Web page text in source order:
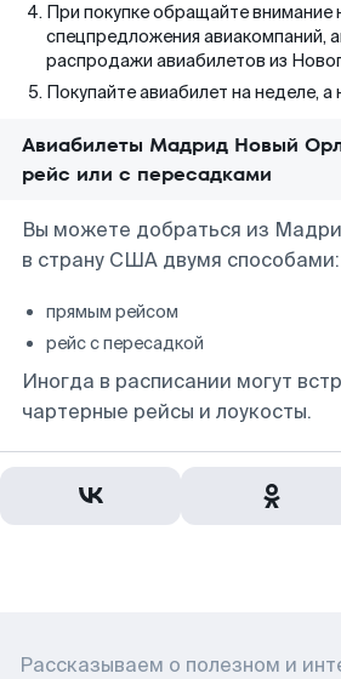
При покупке обращайте внимание
спецпредложения авиакомпаний,
распродажи авиабилетов из
Покупайте авиабилет на неделе, а
Авиабилеты Мадрид Новый
рейс или с пересадками
Вы можете добраться из
в страну США двумя способами:
прямым рейсом
рейс с пересадкой
Иногда в расписании могут
чартерные рейсы и лоукосты.
Рассказываем о полезном и